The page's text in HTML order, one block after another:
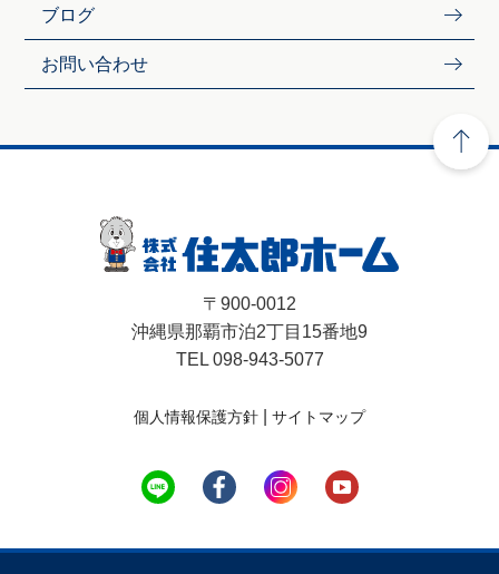
ブログ
お問い合わせ
〒900-0012
沖縄県那覇市泊2丁目15番地9
TEL 098-943-5077
個人情報保護方針 サイトマップ